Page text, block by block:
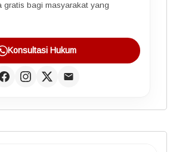
gratis bagi masyarakat yang
Konsultasi Hukum